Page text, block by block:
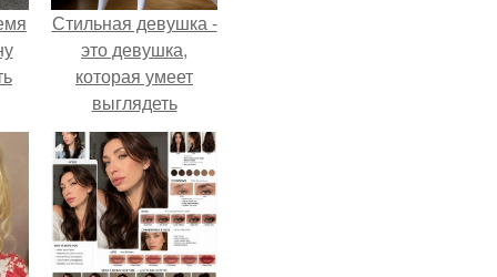
Стильная девушка -
это девушка,
которая умеет
выглядеть
привлекательно и
элегантно в любои
ситуации.